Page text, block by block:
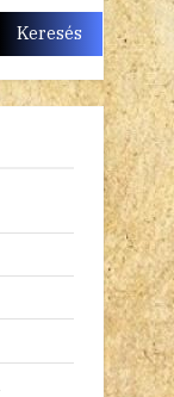
Keresés